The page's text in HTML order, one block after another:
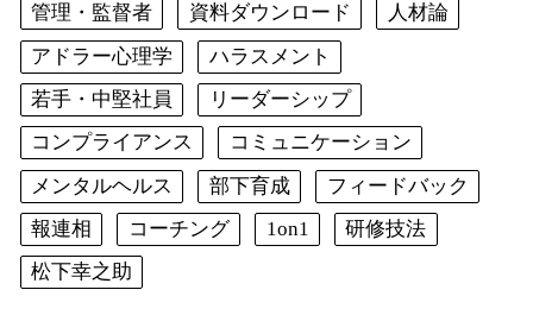
管理・監督者
資料ダウンロード
人材論
アドラー心理学
ハラスメント
若手・中堅社員
リーダーシップ
コンプライアンス
コミュニケーション
メンタルヘルス
部下育成
フィードバック
報連相
コーチング 1on1
研修技法
松下幸之助